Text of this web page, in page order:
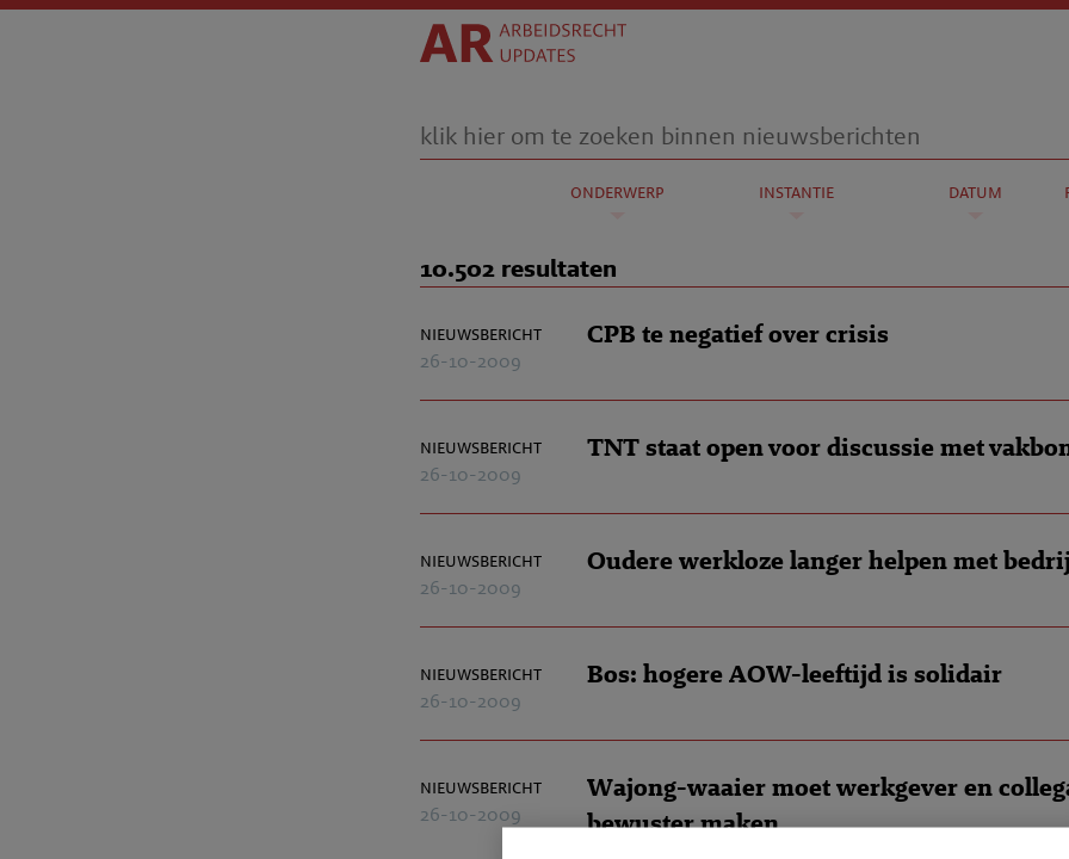
onderwerp instantie datum
10.502 resultaten
nieuwsbericht
26-10-2009
CPB te negatief over crisis
nieuwsbericht
26-10-2009
TNT staat open voor discussie met
nieuwsbericht
26-10-2009
Oudere werkloze langer helpen met
nieuwsbericht
26-10-2009
Bos: hogere AOW-leeftijd is solidair
nieuwsbericht
26-10-2009
Wajong-waaier moet werkgever en
bewuster maken